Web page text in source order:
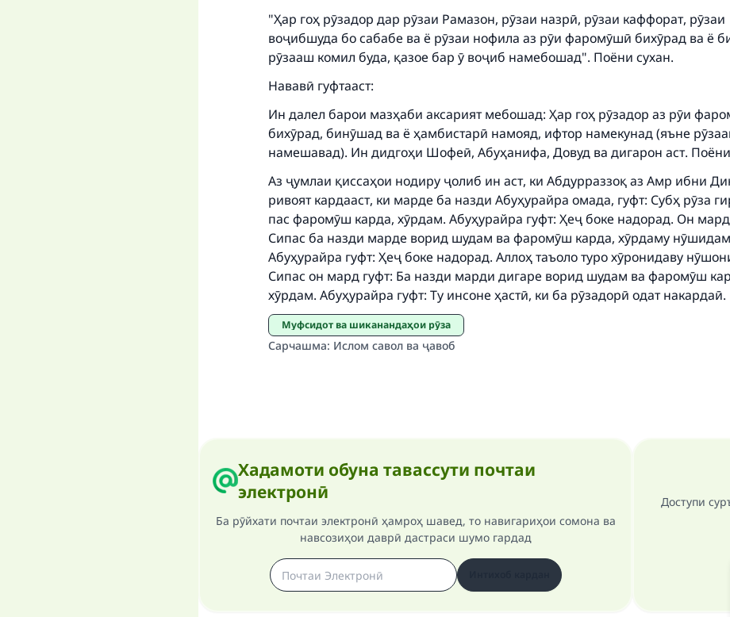
"Ҳар гоҳ рӯзадор дар рӯзаи Рамазон, рӯзаи назрӣ, рӯзаи каффорат, рӯзаи
воҷибшуда бо сабабе ва ё рӯзаи нофила аз рӯи фаромӯшӣ бихӯрад ва ё
рӯзааш комил буда, қазое бар ӯ воҷиб намебошад". Поёни сухан.
Нававӣ гуфтааст:
Ин далел барои мазҳаби аксарият мебошад: Ҳар гоҳ рӯзадор аз рӯи
бихӯрад, бинӯшад ва ё ҳамбистарӣ намояд, ифтор намекунад (яъне
намешавад). Ин дидгоҳи Шофеӣ, Абуҳанифа, Довуд ва дигарон аст. Поёни
Аз ҷумлаи қиссаҳои нодиру ҷолиб ин аст, ки Абдурраззоқ аз Амр ибни
ривоят кардааст, ки марде ба назди Абуҳурайра омада, гуфт: Субҳ рӯза
пас фаромӯш карда, хӯрдам. Абуҳурайра гуфт: Ҳеҷ боке надорад. Он мард
Сипас ба назди марде ворид шудам ва фаромӯш карда, хӯрдаму
Абуҳурайра гуфт: Ҳеҷ боке надорад. Аллоҳ таъоло туро хӯронидаву
Сипас он мард гуфт: Ба назди марди дигаре ворид шудам ва фаромӯш
хӯрдам. Абуҳурайра гуфт: Ту инсоне ҳастӣ, ки ба рӯзадорӣ одат накардаӣ.
Муфсидот ва шиканандаҳои рӯза
Сарчашма: Ислом савол ва ҷавоб
Хадамоти обуна тавассути почтаи
электронӣ
Ба рӯйхати почтаи электронӣ ҳамроҳ шавед, то навигариҳои сомона ва
навсозиҳои даврӣ дастраси шумо гардад
Доступи